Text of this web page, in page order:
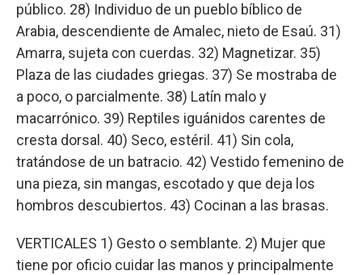
público. 28) Individuo de un pueblo bíblico de
Arabia, descendiente de Amalec, nieto de Esaú. 31)
Amarra, sujeta con cuerdas. 32) Magnetizar. 35)
Plaza de las ciudades griegas. 37) Se mostraba de
a poco, o parcialmente. 38) Latín malo y
macarrónico. 39) Reptiles iguánidos carentes de
cresta dorsal. 40) Seco, estéril. 41) Sin cola,
tratándose de un batracio. 42) Vestido femenino de
una pieza, sin mangas, escotado y que deja los
hombros descubiertos. 43) Cocinan a las brasas.
VERTICALES 1) Gesto o semblante. 2) Mujer que
tiene por oficio cuidar las manos y principalmente